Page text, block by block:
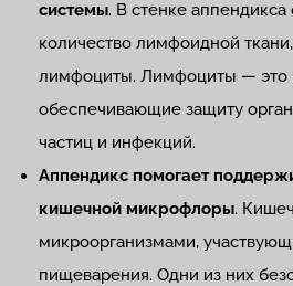
системы. В стенке
количество лимфоидной
лимфоциты. Лимфоциты — это
обеспечивающие защиту
частиц и инфекций.
Аппендикс помогает
кишечной микрофлоры.
микроорганизмами,
пищеварения. Одни из них